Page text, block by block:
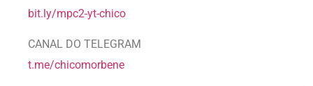
bit.ly/mpc2-yt-chico
CANAL DO TELEGRAM
t.me/chicomorbene